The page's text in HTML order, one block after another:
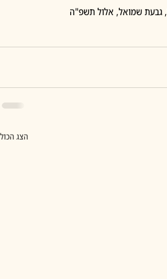
הצג הכול